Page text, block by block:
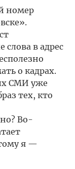
номер
слова в адрес
о кадрах.
СМИ уже
тех, кто
Во-
я —